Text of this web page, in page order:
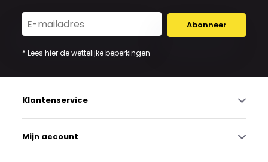
Abonneer
* Lees hier de wettelijke beperkingen
Klantenservice
Mijn account